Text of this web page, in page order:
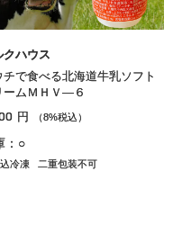
クハウス
チで食べる北海道牛乳ソフト
ームＭＨＶ―６
円 （8%税込）
：○
冷凍 二重包装不可